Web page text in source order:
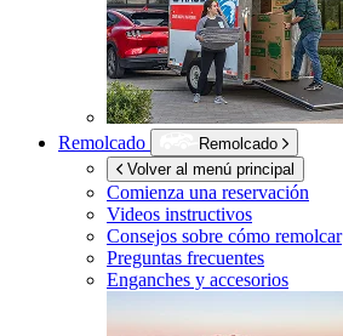
Remolcado
Remolcado
Volver al menú principal
Comienza una reservación
Videos instructivos
Consejos sobre cómo remolcar
Preguntas frecuentes
Enganches y accesorios